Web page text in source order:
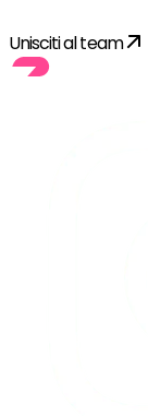
Unisciti al team